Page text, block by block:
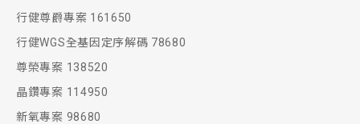
行健尊爵專案 161650
行健WGS全基因定序解碼 78680
尊榮專案 138520
晶鑽專案 114950
新氧專案 98680